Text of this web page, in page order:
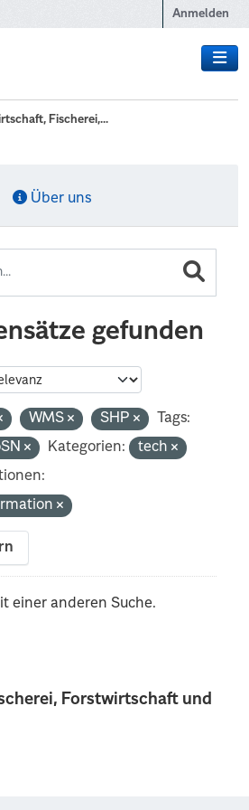
Anmelden
Fischerei,...
Forstwirtschaft und
Über uns
gefunden
WMS SHP
Tags:
Kategorien:
tech
einer anderen Suche.